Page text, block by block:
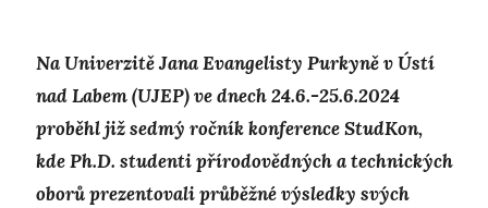
Na Univerzitě Jana Evangelisty Purkyně v Ústí
nad Labem (UJEP) ve dnech 24.6.-25.6.2024
proběhl již sedmý ročník konference StudKon,
kde Ph.D. studenti přírodovědných a technických
oborů prezentovali průběžné výsledky svých